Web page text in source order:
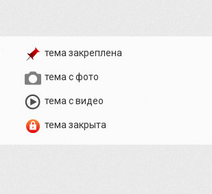
тема закреплена
тема с фото
тема с видео
тема закрыта